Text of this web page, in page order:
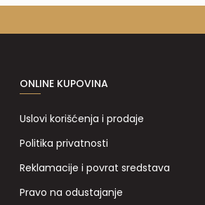
ONLINE KUPOVINA
Uslovi korišćenja i prodaje
Politika privatnosti
Reklamacije i povrat sredstava
Pravo na odustajanje